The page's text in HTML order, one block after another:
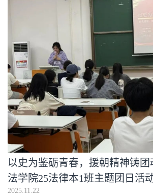
以史为鉴砺青春，援朝精神铸
法学院25法律本1班主题团日活
2025.11.22